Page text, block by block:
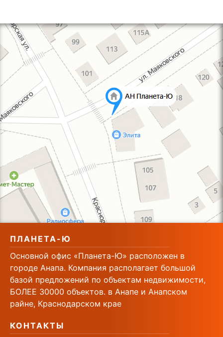
ПЛАНЕТА-Ю
Основной офис «Планета-Ю» расположен в
городе Анапа. Компания располагает большой
базой предложений по объектам недвижимости,
БОЛЕЕ 30000 объектов. в Анапе и Анапском
райне, Краснодарском крае
КОНТАКТЫ